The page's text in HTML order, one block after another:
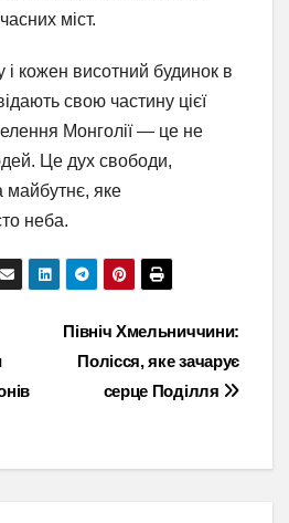
міст.
кожен висотний будинок в
свою частину цієї
Монголії — це не
Це дух свободи,
майбутнє, яке
неба.
Північ Хмельниччини:
Полісся, яке зачарує
серце Поділля